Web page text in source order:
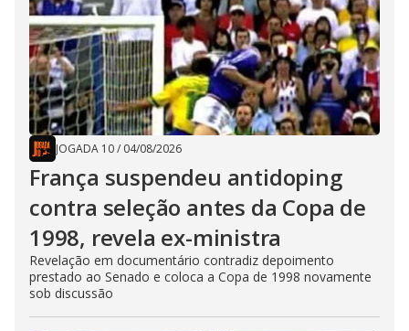
JOGADA 10/ 04/08/2026
França suspendeu antidoping
contra seleção antes da Copa de
1998, revela ex-ministra
Revelação em documentário contradiz depoimento
prestado ao Senado e coloca a Copa de 1998 novamente
sob discussão